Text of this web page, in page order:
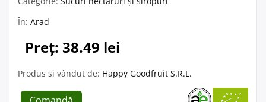
În: Arad
Preț: 38.49 lei
Produs și vândut de: Happy Goodfruit S.R.L.